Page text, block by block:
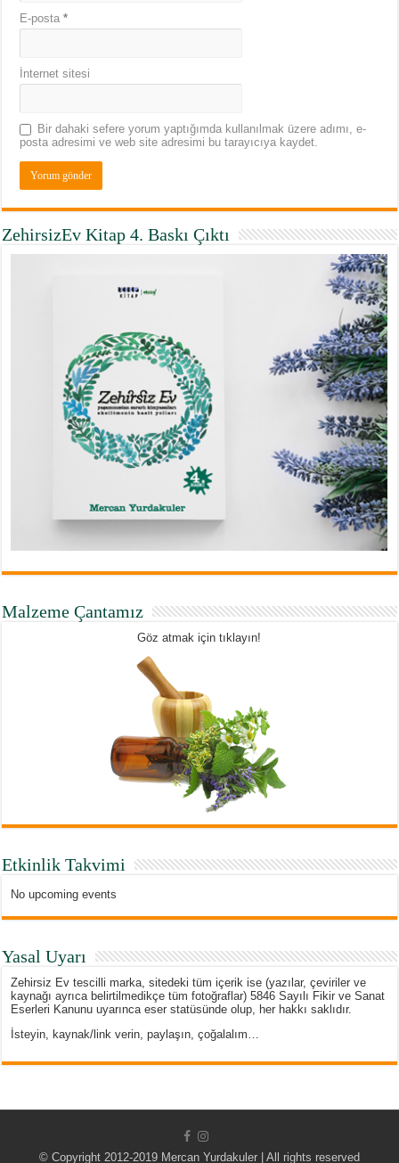
E-posta*
İnternet sitesi
Bir dahaki sefere yorum yaptığımda kullanılmak üzere adımı, e-
posta adresimi ve web site adresimi bu tarayıcıya kaydet.
ZehirsizEv Kitap 4. Baskı Çıktı
Malzeme Çantamız
Göz atmak için tıklayın!
Etkinlik Takvimi
No upcoming events
Yasal Uyarı
Zehirsiz Ev tescilli marka, sitedeki tüm içerik ise (yazılar, çeviriler ve
kaynağı ayrıca belirtilmedikçe tüm fotoğraflar) 5846 Sayılı Fikir ve Sanat
Eserleri Kanunu uyarınca eser statüsünde olup, her hakkı saklıdır.
İsteyin, kaynak/link verin, paylaşın, çoğalalım…
© Copyright 2012-2019 Mercan Yurdakuler | All rights reserved